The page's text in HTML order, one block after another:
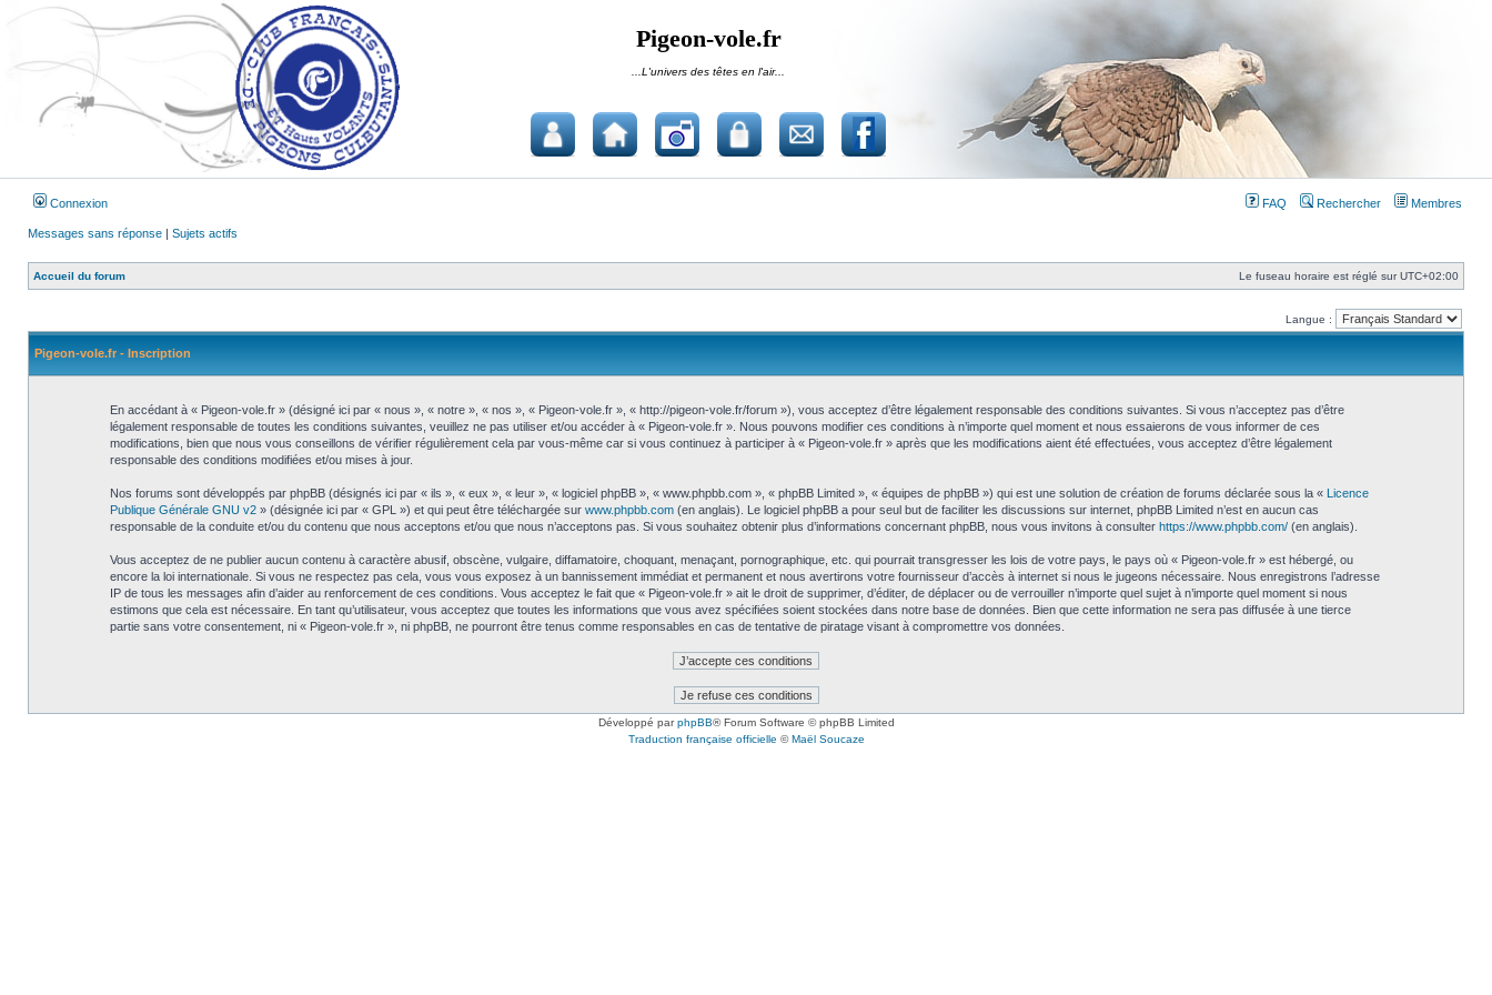
Pigeon-vole.fr
...L'univers des têtes en l'air...
Connexion FAQ Rechercher Membres
Messages sans réponse | Sujets actifs
Accueil du forum Le fuseau horaire est réglé surUTC+02:00
Langue :
Pigeon-vole.fr - Inscription
En accédant à « Pigeon-vole.fr » (désigné ici par « nous », « notre », « nos », « Pigeon-vole.fr », « http://pigeon-vole.fr/forum »), vous acceptez d’être légalement responsable des conditions suivantes. Si vous n’acceptez pas d’être
légalement responsable de toutes les conditions suivantes, veuillez ne pas utiliser et/ou accéder à « Pigeon-vole.fr ». Nous pouvons modifier ces conditions à n’importe quel moment et nous essaierons de vous informer de ces
modifications, bien que nous vous conseillons de vérifier régulièrement cela par vous-même car si vous continuez à participer à « Pigeon-vole.fr » après que les modifications aient été effectuées, vous acceptez d’être légalement
responsable des conditions modifiées et/ou mises à jour.
Nos forums sont développés par phpBB (désignés ici par « ils », « eux », « leur », « logiciel phpBB », « www.phpbb.com », « phpBB Limited », « équipes de phpBB ») qui est une solution de création de forums déclarée sous la « Licence
Publique Générale GNU v2» (désignée ici par « GPL ») et qui peut être téléchargée sur www.phpbb.com(en anglais). Le logiciel phpBB a pour seul but de faciliter les discussions sur internet, phpBB Limited n’est en aucun cas
responsable de la conduite et/ou du contenu que nous acceptons et/ou que nous n’acceptons pas. Si vous souhaitez obtenir plus d’informations concernant phpBB, nous vous invitons à consulter https://www.phpbb.com/(en anglais).
Vous acceptez de ne publier aucun contenu à caractère abusif, obscène, vulgaire, diffamatoire, choquant, menaçant, pornographique, etc. qui pourrait transgresser les lois de votre pays, le pays où « Pigeon-vole.fr » est hébergé, ou
encore la loi internationale. Si vous ne respectez pas cela, vous vous exposez à un bannissement immédiat et permanent et nous avertirons votre fournisseur d’accès à internet si nous le jugeons nécessaire. Nous enregistrons l’adresse
IP de tous les messages afin d’aider au renforcement de ces conditions. Vous acceptez le fait que « Pigeon-vole.fr » ait le droit de supprimer, d’éditer, de déplacer ou de verrouiller n’importe quel sujet à n’importe quel moment si nous
estimons que cela est nécessaire. En tant qu’utilisateur, vous acceptez que toutes les informations que vous avez spécifiées soient stockées dans notre base de données. Bien que cette information ne sera pas diffusée à une tierce
partie sans votre consentement, ni « Pigeon-vole.fr », ni phpBB, ne pourront être tenus comme responsables en cas de tentative de piratage visant à compromettre vos données.
Développé parphpBB® Forum Software © phpBB Limited
Traduction française officielle ©Maël Soucaze